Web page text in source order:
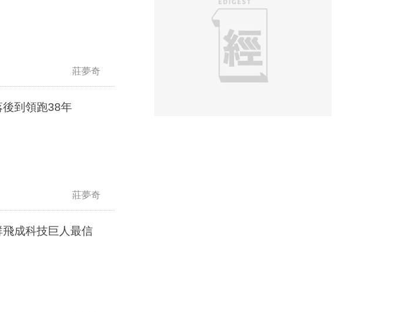
莊夢奇
纜「追光」之路 從落後到領跑38年
莊夢奇
成科技巨人最信